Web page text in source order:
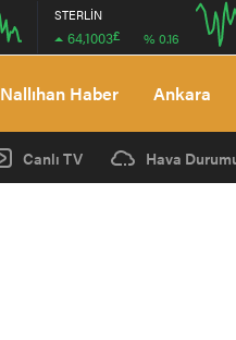
STERLİN
64,1003£ % 0.16
Nallıhan Haber Ankara
Canlı TV Hava